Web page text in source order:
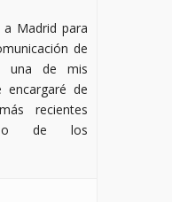
Madrid para
de
una de mis
encargaré de
recientes
de los